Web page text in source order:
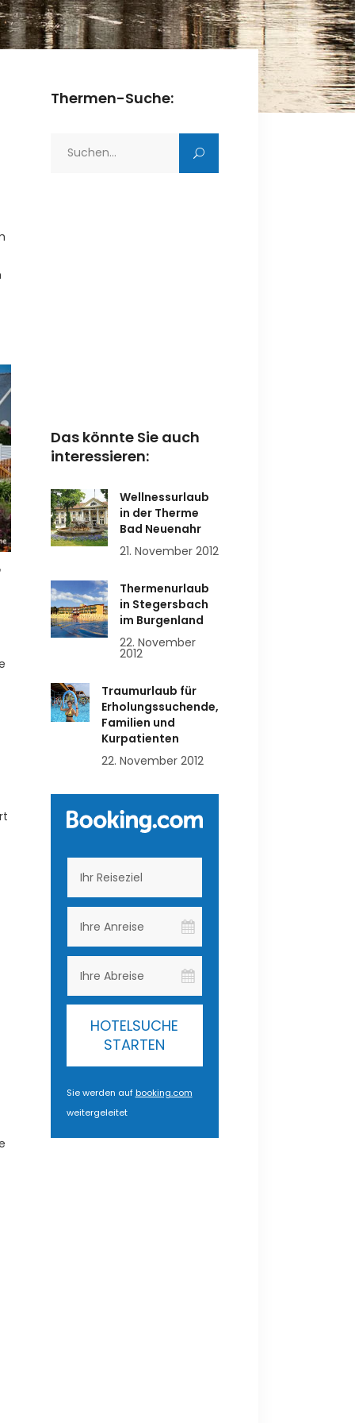
Thermen-Suche:
Das könnte Sie auch
interessieren:
Wellnessurlaub
in der Therme
Bad Neuenahr
21. November 2012
Thermenurlaub
in Stegersbach
im Burgenland
22. November
2012
Traumurlaub für
Erholungssuchende,
Familien und
Kurpatienten
22. November 2012
HOTELSUCHE
STARTEN
Sie werden aufbooking.com
weitergeleitet